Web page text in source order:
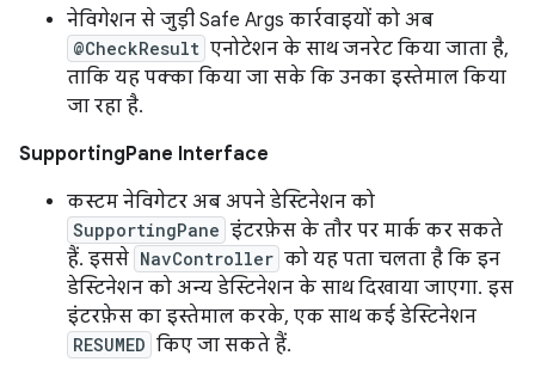
नेविगेशन से जुड़ी Safe Args कार्रवाइयों को अब
@CheckResult एनोटेशन के साथ जनरेट किया जाता है,
ताकि यह पक्का किया जा सके कि उनका इस्तेमाल किया
जा रहा है.
SupportingPane Interface
कस्टम नेविगेटर अब अपने डेस्टिनेशन को
SupportingPane इंटरफ़ेस के तौर पर मार्क कर सकते
हैं. इससे NavController को यह पता चलता है कि इन
डेस्टिनेशन को अन्य डेस्टिनेशन के साथ दिखाया जाएगा. इस
इंटरफ़ेस का इस्तेमाल करके, एक साथ कई डेस्टिनेशन
RESUMED किए जा सकते हैं.